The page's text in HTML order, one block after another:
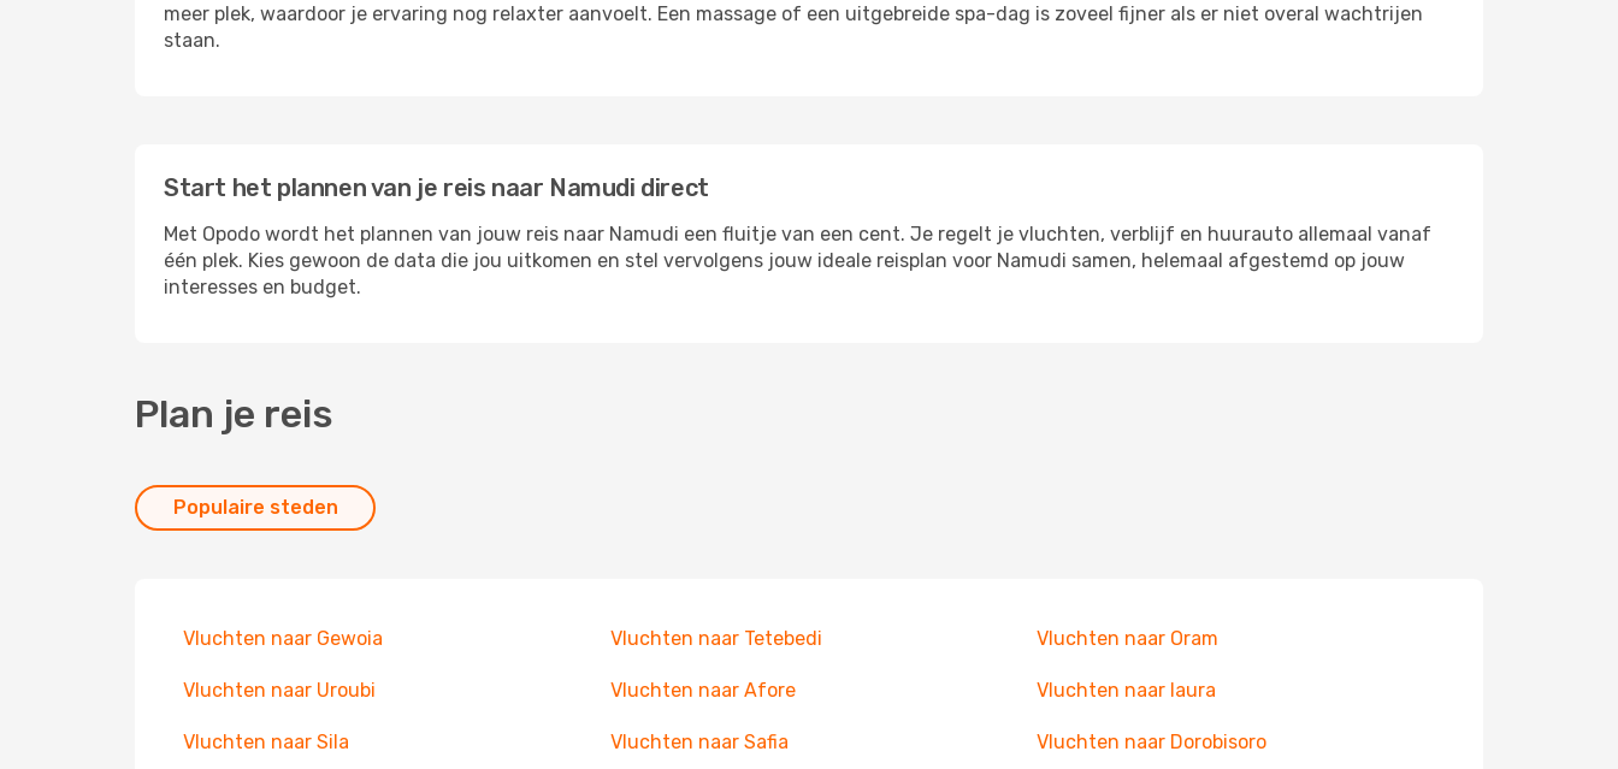
meer plek, waardoor je ervaring nog relaxter aanvoelt. Een massage of een uitgebreide spa-dag is zoveel fijner als er niet overal wachtrijen
staan.
Start het plannen van je reis naar Namudi direct
Met Opodo wordt het plannen van jouw reis naar Namudi een fluitje van een cent. Je regelt je vluchten, verblijf en huurauto allemaal vanaf
één plek. Kies gewoon de data die jou uitkomen en stel vervolgens jouw ideale reisplan voor Namudi samen, helemaal afgestemd op jouw
interesses en budget.
Plan je reis
Populaire steden
Vluchten naar Gewoia Vluchten naar Tetebedi Vluchten naar Oram
Vluchten naar Uroubi Vluchten naar Afore Vluchten naar Iaura
Vluchten naar Sila Vluchten naar Safia Vluchten naar Dorobisoro